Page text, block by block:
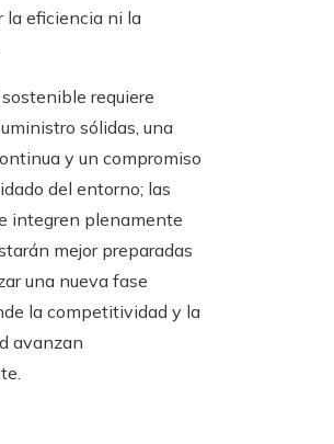
la eficiencia ni la
requiere
sólidas, una
y un compromiso
del entorno; las
integren plenamente
mejor preparadas
una nueva fase
la competitividad y la
avanzan